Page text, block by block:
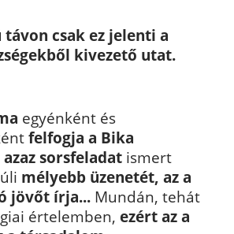
távon csak ez jelenti a
kivezető utat.
egyénként és
felfogja a Bika
sorsfeladatismert
mélyebb üzenetét, az a
jövőt írja...Mundán, tehát
értelemben, ezért az a